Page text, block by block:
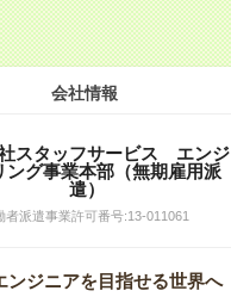
会社情報
スタッフサービス エンジ
ング事業本部（無期雇用派
遣）
者派遣事業許可番号:13-011061
ンジニアを目指せる世界へ